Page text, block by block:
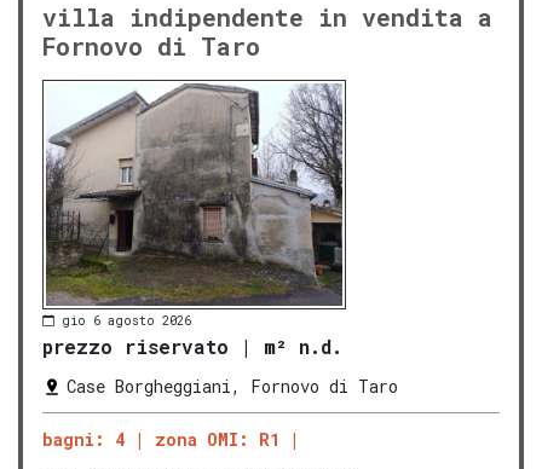
villa indipendente in vendita a
Fornovo di Taro
gio 6 agosto 2026
prezzo riservato | m² n.d.
Case Borgheggiani, Fornovo di Taro
bagni: 4 zona OMI: R1